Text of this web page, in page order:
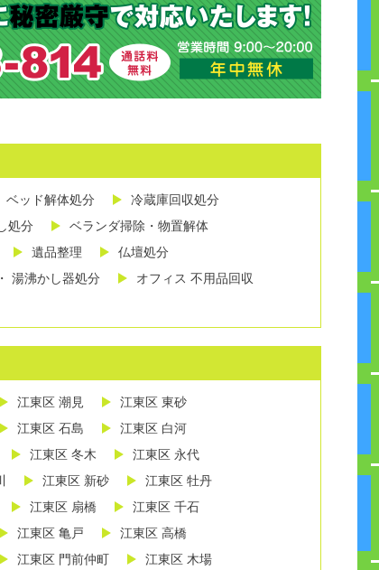
ベッド解体処分
冷蔵庫回収処分
処分
ベランダ掃除・物置解体
遺品整理
仏壇処分
湯沸かし器処分
オフィス 不用品回収
江東区 潮見
江東区 東砂
江東区 石島
江東区 白河
江東区 冬木
江東区 永代
江東区 新砂
江東区 牡丹
江東区 扇橋
江東区 千石
江東区 亀戸
江東区 高橋
江東区 門前仲町
江東区 木場